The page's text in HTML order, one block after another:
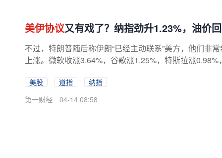
美伊协议又有戏了？纳指劲升1.23%，油价
不过，特朗普随后称伊朗“已经主动联系”美方，他们非
上涨。微软收涨3.64%，谷歌涨1.25%，特斯拉涨
美股 道指
纳指
第一财经
04-14 08:58